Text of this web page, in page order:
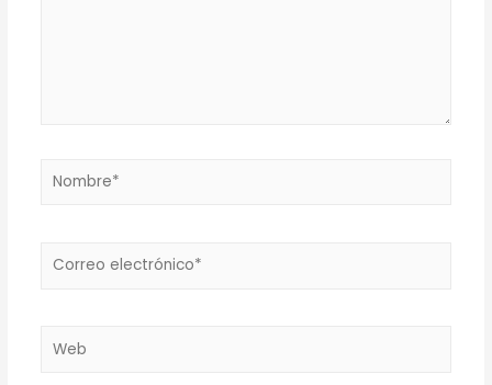
Nombre*
Correo
Web